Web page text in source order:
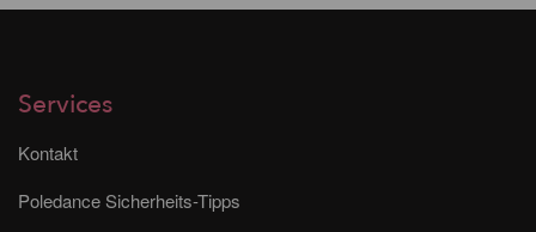
Services
Kontakt
Poledance Sicherheits-Tipps